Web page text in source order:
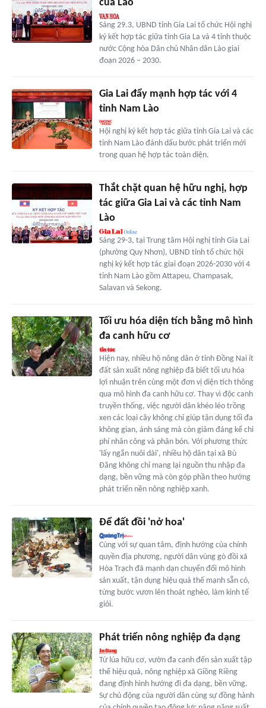
của Lào
Sáng 29.3, UBND tỉnh Gia Lai tổ chức Hội nghị
ký kết hợp tác giữa tỉnh Gia La và 4 tỉnh thuộc
nước Cộng hòa Dân chủ Nhân dân Lào giai
đoạn 2026 – 2030.
Gia Lai đẩy mạnh hợp tác với 4
tỉnh Nam Lào
Hội nghị ký kết hợp tác giữa tỉnh Gia Lai và các
tỉnh Nam Lào đánh dấu bước phát triển mới
trong quan hệ hợp tác toàn diện.
Thắt chặt quan hệ hữu nghị, hợp
tác giữa Gia Lai và các tỉnh Nam
Lào
Sáng 29-3, tại Trung tâm Hội nghị tỉnh Gia Lai
(phường Quy Nhơn), UBND tỉnh tổ chức hội
nghị ký kết hợp tác giai đoạn 2026-2030 với 4
tỉnh Nam Lào gồm Attapeu, Champasak,
Salavan và Sekong.
Tối ưu hóa diện tích bằng mô hình
đa canh hữu cơ
Hiện nay, nhiều hộ nông dân ở tỉnh Đồng Nai ít
đất sản xuất nông nghiệp đã biết tối ưu hóa
lợi nhuận trên cùng một đơn vị diện tích thông
qua mô hình đa canh hữu cơ. Thay vì độc canh
truyền thống, việc người dân khéo léo trồng
xen các loại cây không chỉ giúp tận dụng tối đa
không gian, ánh sáng mà còn giảm đáng kể chi
phí nhân công và phân bón. Với phương thức
'lấy ngắn nuôi dài', nhiều hộ dân tại xã Bù
Đăng không chỉ mang lại nguồn thu nhập đa
dạng, bền vững mà còn góp phần theo hướng
phát triển nền nông nghiệp xanh.
Để đất đồi 'nở hoa'
Cùng với sự quan tâm, định hướng của chính
quyền địa phương, người dân vùng gò đồi xã
Hòa Trạch đã mạnh dạn chuyển đổi mô hình
sản xuất, tận dụng hiệu quả thế mạnh sẵn có,
từng bước vươn lên thoát nghèo, làm kinh tế
giỏi.
Phát triển nông nghiệp đa dạng
Từ lúa hữu cơ, vườn đa canh đến sản xuất tập
thể hiệu quả, nông nghiệp xã Giồng Riềng
đang định hình hướng đi đa dạng, bền vững.
Sự chủ động của người dân cùng sự đồng hành